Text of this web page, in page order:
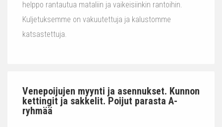
helppo rantautua mataliin ja vaikeisiinkin rantoihin.
Kuljetuksemme on vakuutettuja ja kalustomme
katsastettuja.
Venepoijujen myynti ja asennukset. Kunnon
kettingit ja sakkelit. Poijut parasta A-
ryhmää